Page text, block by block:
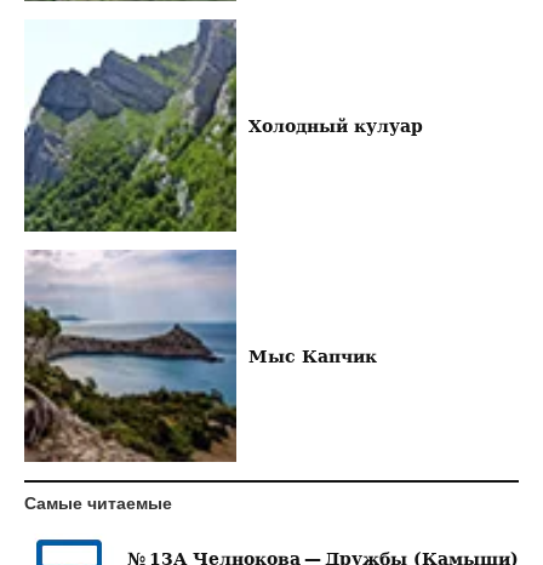
Холодный кулуар
Мыс Капчик
Самые читаемые
№ 13А Челнокова — Дружбы (Камыши)